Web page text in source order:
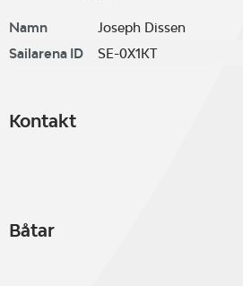
Namn
Joseph Dissen
Sailarena ID
SE-0X1KT
Kontakt
Båtar